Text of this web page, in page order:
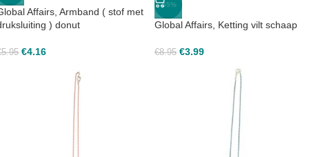
Affairs, Armband ( stof met
) donut
5.95 €4.16
-55%
Global Affairs, Ketting vilt schaap
€8.95 €3.99